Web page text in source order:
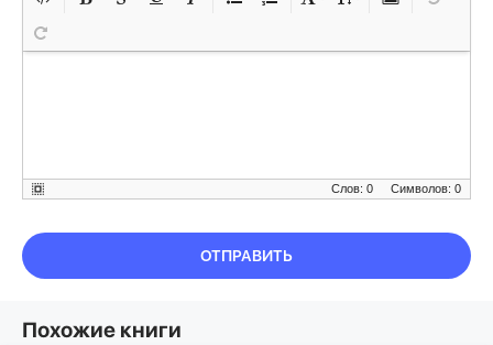
Символов: 0
Слов: 0
ОТПРАВИТЬ
Похожие книги